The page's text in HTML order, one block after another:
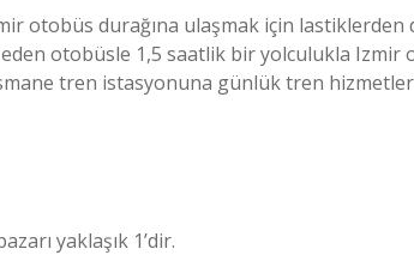
otobüs durağına ulaşmak için lastiklerden
otobüsle 1,5 saatlik bir yolculukla Izmir
tren istasyonuna günlük tren
yaklaşık 1’dir.